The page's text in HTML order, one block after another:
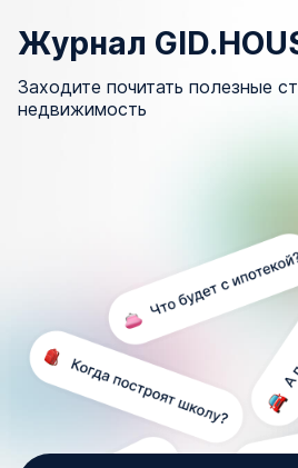
Журнал
Заходите почитать полезные
недвижимость